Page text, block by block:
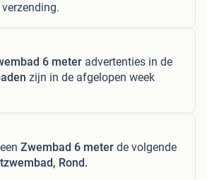
6 meter advertenties in de
zijn in de afgelopen week
Zwembad 6 meter de volgende
Rond.